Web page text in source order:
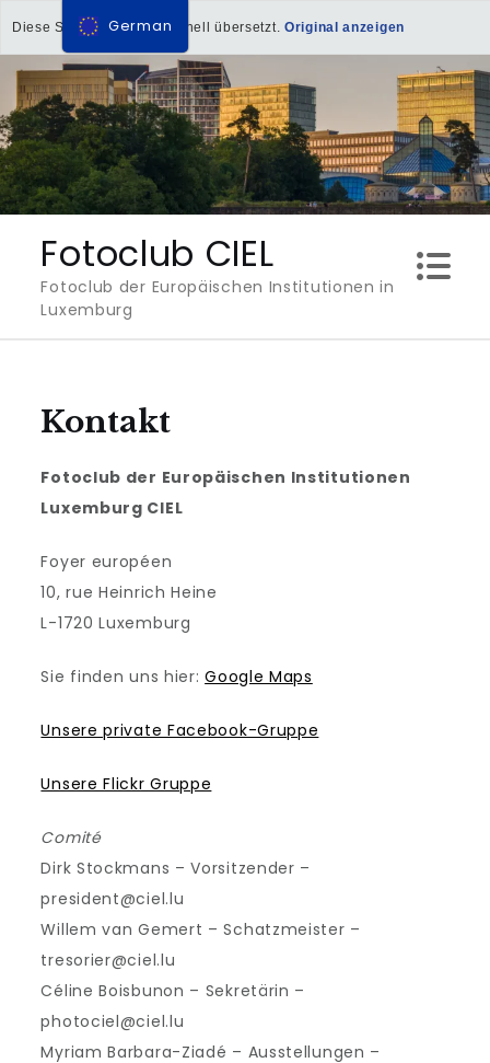
Diese Seite wurde maschinell übersetzt.Original anzeigen
Direkt
zum
Inhalt
Fotoclub CIEL
Fotoclub der Europäischen Institutionen in
Luxemburg
Kontakt
Fotoclub der Europäischen Institutionen
Luxemburg CIEL
Foyer européen
10, rue Heinrich Heine
L-1720 Luxemburg
Sie finden uns hier:Google Maps
Unsere private Facebook-Gruppe
Unsere Flickr Gruppe
Comité
Dirk Stockmans – Vorsitzender –
president@ciel.lu
Willem van Gemert – Schatzmeister –
tresorier@ciel.lu
Céline Boisbunon – Sekretärin –
photociel@ciel.lu
Myriam Barbara-Ziadé – Ausstellungen –
German